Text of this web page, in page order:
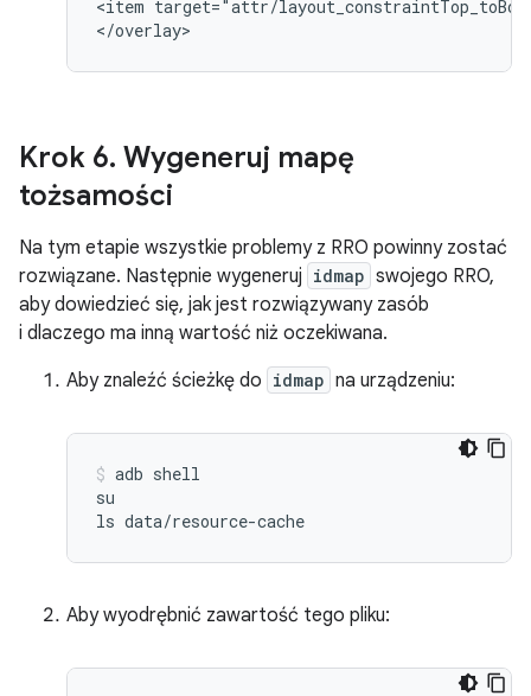
<item target="attr/
Krok 6. Wygeneruj mapę
tożsamości
Na tym etapie wszystkie problemy z RRO powinny zostać
rozwiązane. Następnie wygeneruj idmap swojego RRO,
aby dowiedzieć się, jak jest rozwiązywany zasób
i dlaczego ma inną wartość niż oczekiwana.
Aby znaleźć ścieżkę do idmap na urządzeniu:
adb shell
su
ls data/resource-cache
Aby wyodrębnić zawartość tego pliku: